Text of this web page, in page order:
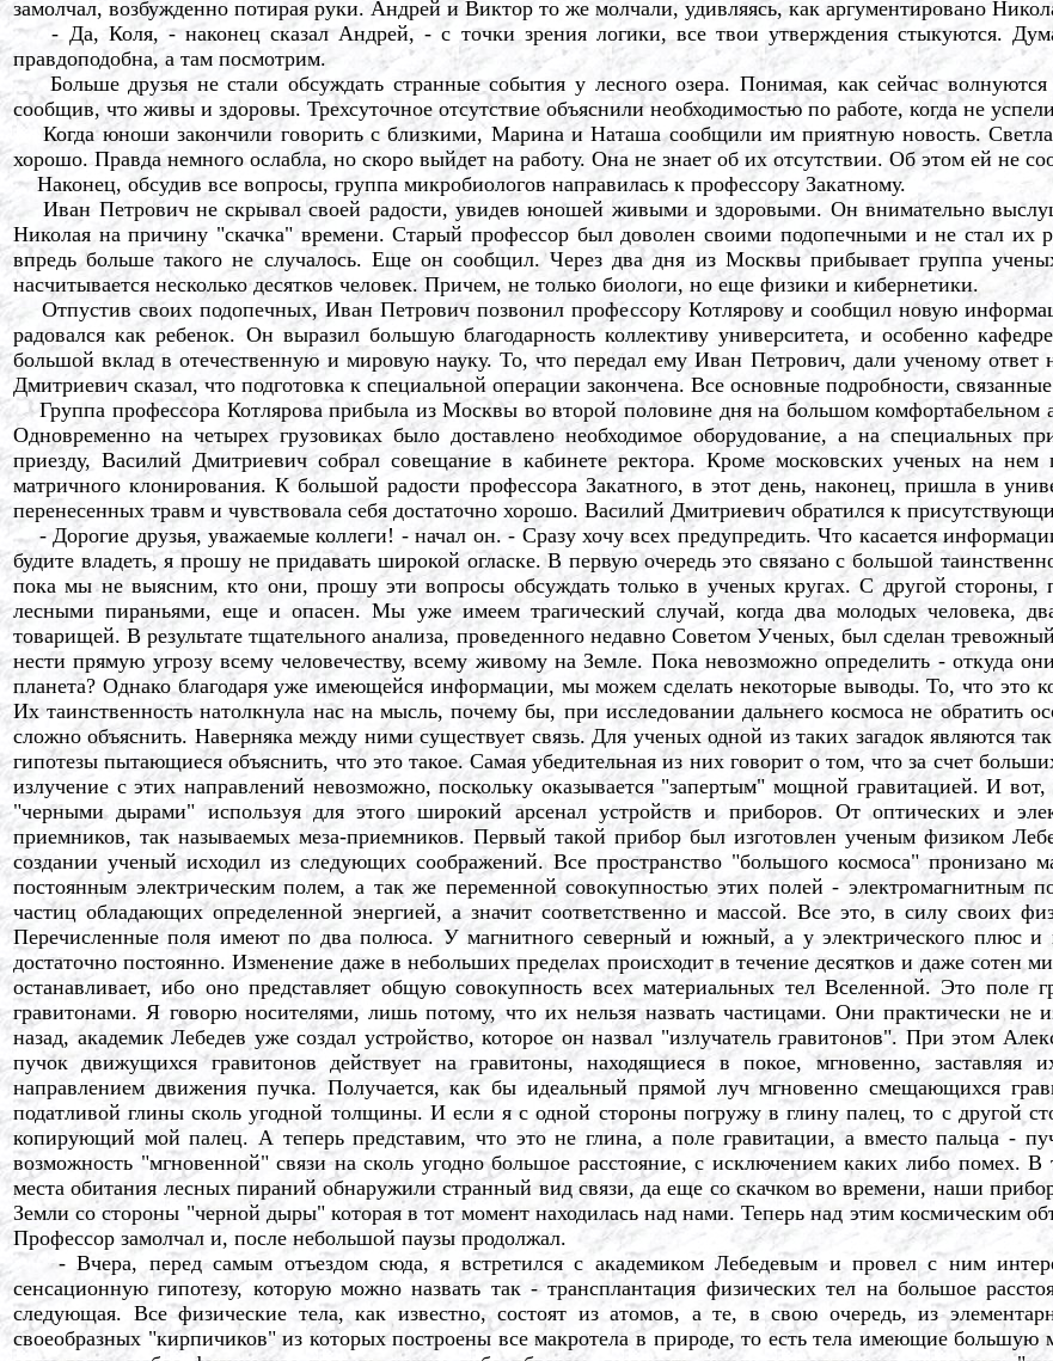
замолчал, возбужденно потирая руки. Андрей и Виктор то же молчали, удивляясь, как аргументировано
- Да, Коля, - наконец сказал Андрей, - с точки зрения логики, все твои утверждения стыкуются.
правдоподобна, а там посмотрим.
Больше друзья не стали обсуждать странные события у лесного озера. Понимая, как сейчас
сообщив, что живы и здоровы. Трехсуточное отсутствие объяснили необходимостью по работе, когда не
Когда юноши закончили говорить с близкими, Марина и Наташа сообщили им приятную новость.
хорошо. Правда немного ослабла, но скоро выйдет на работу. Она не знает об их отсутствии. Об этом ей не
Наконец, обсудив все вопросы, группа микробиологов направилась к профессору Закатному.
Иван Петрович не скрывал своей радости, увидев юношей живыми и здоровыми. Он внимательно
Николая на причину "скачка" времени. Старый профессор был доволен своими подопечными и не стал их
впредь больше такого не случалось. Еще он сообщил. Через два дня из Москвы прибывает группа
насчитывается несколько десятков человек. Причем, не только биологи, но еще физики и кибернетики.
Отпустив своих подопечных, Иван Петрович позвонил профессору Котлярову и сообщил новую
радовался как ребенок. Он выразил большую благодарность коллективу университета, и особенно
большой вклад в отечественную и мировую науку. То, что передал ему Иван Петрович, дали ученому ответ
Дмитриевич сказал, что подготовка к специальной операции закончена. Все основные подробности,
Группа профессора Котлярова прибыла из Москвы во второй половине дня на большом комфортабельном
Одновременно на четырех грузовиках было доставлено необходимое оборудование, а на специальных
приезду, Василий Дмитриевич собрал совещание в кабинете ректора. Кроме московских ученых на нем
матричного клонирования. К большой радости профессора Закатного, в этот день, наконец, пришла в
перенесенных травм и чувствовала себя достаточно хорошо. Василий Дмитриевич обратился к
- Дорогие друзья, уважаемые коллеги! - начал он. - Сразу хочу всех предупредить. Что касается
будите владеть, я прошу не придавать широкой огласке. В первую очередь это связано с большой
пока мы не выясним, кто они, прошу эти вопросы обсуждать только в ученых кругах. С другой стороны,
лесными пираньями, еще и опасен. Мы уже имеем трагический случай, когда два молодых человека,
товарищей. В результате тщательного анализа, проведенного недавно Советом Ученых, был сделан
нести прямую угрозу всему человечеству, всему живому на Земле. Пока невозможно определить - откуда
планета? Однако благодаря уже имеющейся информации, мы можем сделать некоторые выводы. То, что это
Их таинственность натолкнула нас на мысль, почему бы, при исследовании дальнего космоса не обратить
сложно объяснить. Наверняка между ними существует связь. Для ученых одной из таких загадок являются
гипотезы пытающиеся объяснить, что это такое. Самая убедительная из них говорит о том, что за счет
излучение с этих направлений невозможно, поскольку оказывается "запертым" мощной гравитацией. И
"черными дырами" используя для этого широкий арсенал устройств и приборов. От оптических и
приемников, так называемых меза-приемников. Первый такой прибор был изготовлен ученым физиком
создании ученый исходил из следующих соображений. Все пространство "большого космоса"
постоянным электрическим полем, а так же переменной совокупностью этих полей - электромагнитным
частиц обладающих определенной энергией, а значит соответственно и массой. Все это, в силу своих
Перечисленные поля имеют по два полюса. У магнитного северный и южный, а у электрического плюс
достаточно постоянно. Изменение даже в небольших пределах происходит в течение десятков и даже сотен
останавливает, ибо оно представляет общую совокупность всех материальных тел Вселенной. Это поле
гравитонами. Я говорю носителями, лишь потому, что их нельзя назвать частицами. Они практически не
назад, академик Лебедев уже создал устройство, которое он назвал "излучатель гравитонов". При этом
пучок движущихся гравитонов действует на гравитоны, находящиеся в покое, мгновенно,
направлением движения пучка. Получается, как бы идеальный прямой луч мгновенно смещающихся
податливой глины сколь угодной толщины. И если я с одной стороны погружу в глину палец, то с другой
копирующий мой палец. А теперь представим, что это не глина, а поле гравитации, а вместо пальца -
возможность "мгновенной" связи на сколь угодно большое расстояние, с исключением каких либо помех. В
места обитания лесных пираний обнаружили странный вид связи, да еще со скачком во времени, наши
Земли со стороны "черной дыры" которая в тот момент находилась над нами. Теперь над этим космическим
Профессор замолчал и, после небольшой паузы продолжал.
- Вчера, перед самым отъездом сюда, я встретился с академиком Лебедевым и провел с ним
сенсационную гипотезу, которую можно назвать так - трансплантация физических тел на большое
следующая. Все физические тела, как известно, состоят из атомов, а те, в свою очередь, из
своеобразных "кирпичиков" из которых построены все макротела в природе, то есть тела имеющие